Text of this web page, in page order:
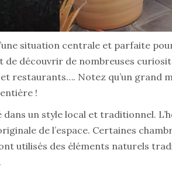
situation centrale et parfaite
découvrir de nombreuses
restaurants…. Notez qu’un grand
!
un style local et traditionnel.
de l’espace. Certaines
utilisés des éléments naturels